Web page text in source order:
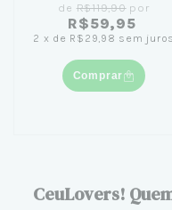
de R$119,90por
R$59,95
2 x de R$29,98 sem juros
Comprar
CeuLovers!